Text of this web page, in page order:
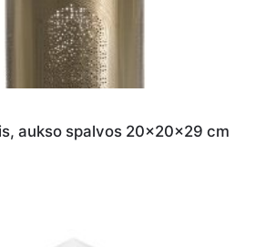
aukso spalvos 20x20x29 cm